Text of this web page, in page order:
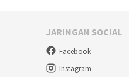
JARINGAN SOCIAL
Facebook
Instagram